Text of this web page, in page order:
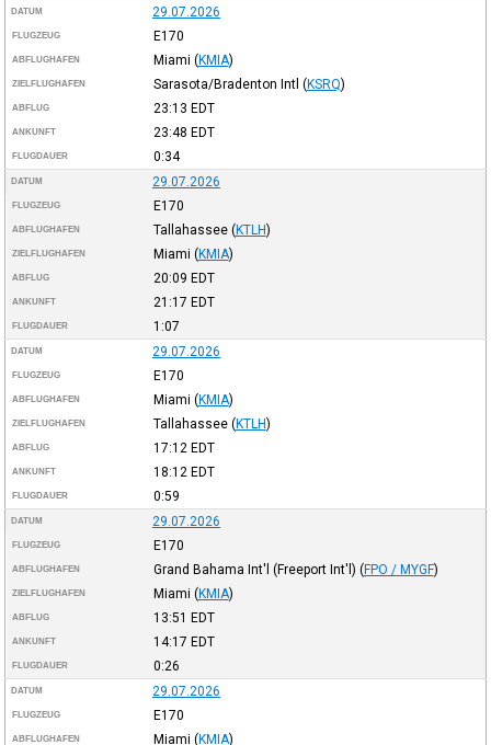
DATUM 29.07.2026
FLUGZEUG E170
ABFLUGHAFEN Miami (KMIA)
ZIELFLUGHAFEN Sarasota/Bradenton Intl (KSRQ)
ABFLUG 23:13 EDT
ANKUNFT 23:48 EDT
FLUGDAUER 0:34
DATUM 29.07.2026
FLUGZEUG E170
ABFLUGHAFEN Tallahassee (KTLH)
ZIELFLUGHAFEN Miami (KMIA)
ABFLUG 20:09 EDT
ANKUNFT 21:17 EDT
FLUGDAUER 1:07
DATUM 29.07.2026
FLUGZEUG E170
ABFLUGHAFEN Miami (KMIA)
ZIELFLUGHAFEN Tallahassee (KTLH)
ABFLUG 17:12 EDT
ANKUNFT 18:12 EDT
FLUGDAUER 0:59
DATUM 29.07.2026
FLUGZEUG E170
ABFLUGHAFEN Grand Bahama Int'l (Freeport Int'l) (FPO / MYGF)
ZIELFLUGHAFEN Miami (KMIA)
ABFLUG 13:51 EDT
ANKUNFT 14:17 EDT
FLUGDAUER 0:26
DATUM 29.07.2026
FLUGZEUG E170
ABFLUGHAFEN Miami (KMIA)